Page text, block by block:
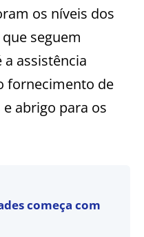
os níveis dos
seguem
assistência
fornecimento de
abrigo para os
começa com